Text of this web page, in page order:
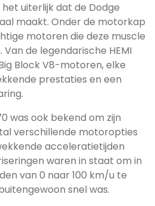
uiterlijk dat de Dodge
maakt. Onder de motorkap
motoren die deze muscle
de legendarische HEMI
Block V8-motoren, elke
prestaties en een
was ook bekend om zijn
verschillende motoropties
acceleratietijden
waren in staat om in
van 0 naar 100 km/u te
snel was.